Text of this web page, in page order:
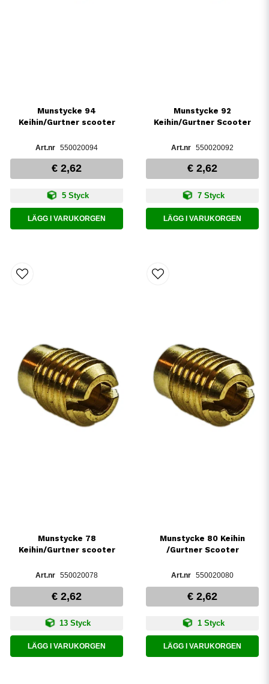
Munstycke 94
Keihin/Gurtner scooter
550020094
€ 2,62
5 Styck
LÄGG I VARUKORGEN
Munstycke 92
Keihin/Gurtner Scooter
550020092
€ 2,62
7 Styck
LÄGG I VARUKORGEN
Munstycke 78
Keihin/Gurtner scooter
550020078
€ 2,62
13 Styck
LÄGG I VARUKORGEN
Munstycke 80 Keihin
/Gurtner Scooter
550020080
€ 2,62
1 Styck
LÄGG I VARUKORGEN